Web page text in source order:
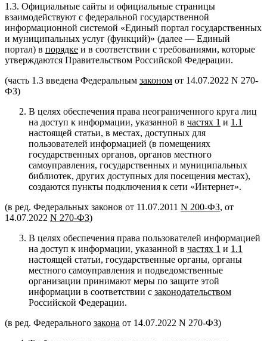
1.3. Официальные сайты и официальные страницы
взаимодействуют с федеральной государственной
информационной системой «Единый портал государственных
и муниципальных услуг (функций)» (далее — Единый
портал) в порядке и в соответствии с требованиями, которые
утверждаются Правительством Российской Федерации.
(часть 1.3 введена Федеральным законом от 14.07.2022 N 270-
ФЗ)
В целях обеспечения права неограниченного круга лиц
на доступ к информации, указанной в частях 1 и 1.1
настоящей статьи, в местах, доступных для
пользователей информацией (в помещениях
государственных органов, органов местного
самоуправления, государственных и муниципальных
библиотек, других доступных для посещения местах),
создаются пункты подключения к сети «Интернет».
(в ред. Федеральных законов от 11.07.2011 N 200-ФЗ, от
14.07.2022 N 270-ФЗ)
В целях обеспечения права пользователей информацией
на доступ к информации, указанной в частях 1 и 1.1
настоящей статьи, государственные органы, органы
местного самоуправления и подведомственные
организации принимают меры по защите этой
информации в соответствии с законодательством
Российской Федерации.
(в ред. Федерального закона от 14.07.2022 N 270-ФЗ)